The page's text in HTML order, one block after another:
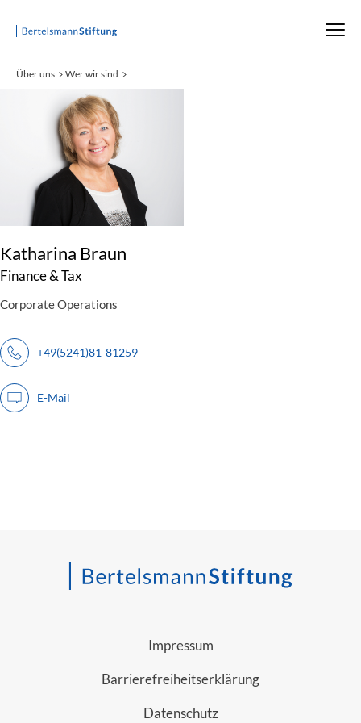
Startseite
Über uns Wer wir sind
Katharina Braun
Finance & Tax
Corporate Operations
+49(5241)81-81259
E-Mail
Impressum
Barrierefreiheitserklärung
Datenschutz